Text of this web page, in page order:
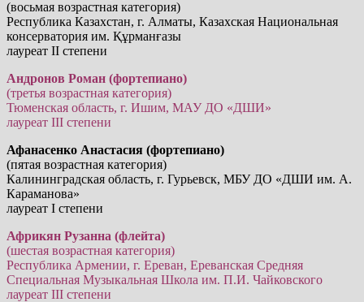
(восьмая возрастная категория)
Республика Казахстан, г. Алматы, Казахская Национальная
консерватория им. Құрманғазы
лауреат II степени
Андронов Роман (фортепиано)
(третья возрастная категория)
Тюменская область, г. Ишим, МАУ ДО «ДШИ»
лауреат III степени
Афанасенко Анастасия (фортепиано)
(пятая возрастная категория)
Калининградская область, г. Гурьевск, МБУ ДО «ДШИ им. А.
Караманова»
лауреат I степени
Африкян Рузанна (флейта)
(шестая возрастная категория)
Республика Армении, г. Ереван, Ереванская Средняя
Специальная Музыкальная Школа им. П.И. Чайковского
лауреат III степени